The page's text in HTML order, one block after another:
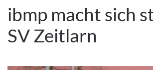
ibmp macht sich
SV Zeitlarn